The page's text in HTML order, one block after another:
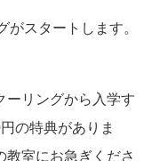
がスタートします。
ーリングから入学す
の特典がありま
教室にお急ぎくださ